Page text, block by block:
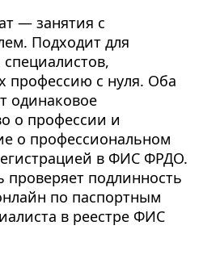
— занятия с
Подходит для
профессию с нуля. Оба
одинаковое
о профессии и
о профессиональном
в ФИС ФРДО.
проверяет подлинность
по паспортным
в реестре ФИС